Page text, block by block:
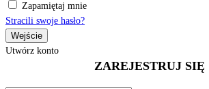
Zapamiętaj mnie
Stracili swoje hasło?
Utwórz konto
ZAREJESTRUJ SIĘ